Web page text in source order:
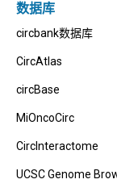
数据库
circbank数据库
CircAtlas
circBase
MiOncoCirc
CircInteractome
UCSC Genome